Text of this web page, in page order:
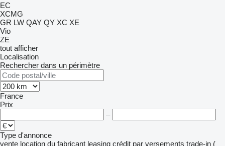
EC
XCMG
GR LW QAY QY XC XE
Vio
ZE
tout afficher
Localisation
Rechercher dans un périmètre
France
Prix
–
Type d'annonce
vente location du fabricant leasing crédit par versements trade-in (